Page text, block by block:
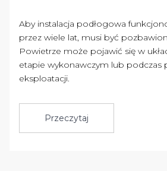
Aby instalacja podłogowa
przez wiele lat, musi być
Powietrze może pojawić się w
etapie wykonawczym lub podczas
eksploatacji.
Przeczytaj